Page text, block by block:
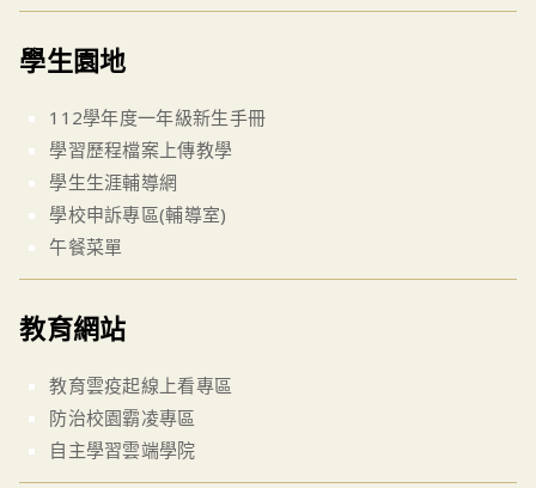
學生園地
112學年度一年級新生手冊
學習歷程檔案上傳教學
學生生涯輔導網
學校申訴專區(輔導室)
午餐菜單
教育網站
教育雲疫起線上看專區
防治校園霸凌專區
自主學習雲端學院